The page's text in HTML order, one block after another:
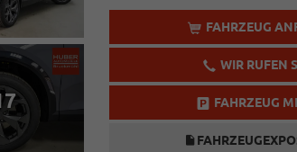
FAHRZEUG
WIR RUFEN
FAHRZEUG